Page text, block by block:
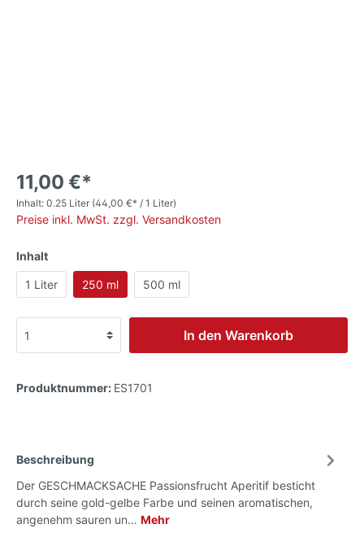
11,00 €*
Inhalt: 0.25 Liter (44,00 €* / 1 Liter)
Preise inkl. MwSt. zzgl. Versandkosten
Inhalt
1 Liter 250 ml 500 ml
In den Warenkorb
Produktnummer: ES1701
Beschreibung
Der GESCHMACKSACHE Passionsfrucht Aperitif besticht
durch seine gold-gelbe Farbe und seinen aromatischen,
angenehm sauren un… Mehr